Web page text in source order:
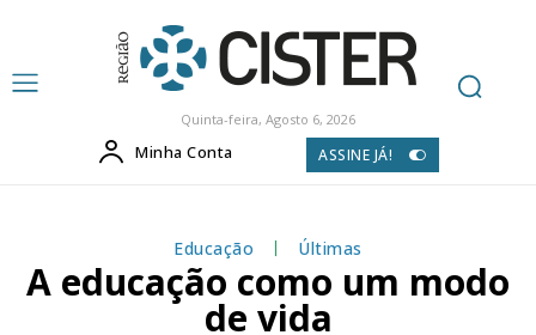
Quinta-feira, Agosto 6, 2026
Minha Conta ASSINE JÁ!
Educação Últimas
A educação como um modo
de vida